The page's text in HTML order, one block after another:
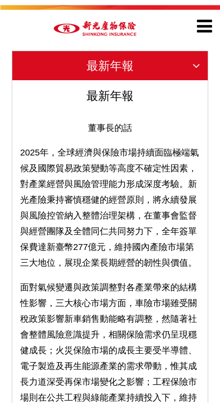
最新年報
最新年報
董事長的話
2025年，全球經濟與保險市場持續面臨極端氣
候及國際貿易政策變動等高度不確定性因素，
對產業經營與風險管理能力形成深度考驗。新
光產險秉持審慎穩健的經營原則，將永續發展
與風險控管納入整體治理架構，在董事會監督
與經營團隊及全體同仁共同努力下，全年簽單
保費達新臺幣277億元，維持國內產險市場第
三大地位，展現企業長期經營的韌性與價值。
面對氣候變遷與政策調整對各產業帶來的結構
性影響，三大核心市場方面，車險市場雖受關
稅政策影響新車銷售動能略有調整，然隨著社
會整體風險意識提升，相關保險需求仍呈現穩
健成長；火災保險市場的成長主要受半導體、
電子製造及再生能源產業的需求帶動，惟其成
長力道深受再保市場變化之影響；工程保險市
場則在公共工程與綠能產業持續投入下，維持